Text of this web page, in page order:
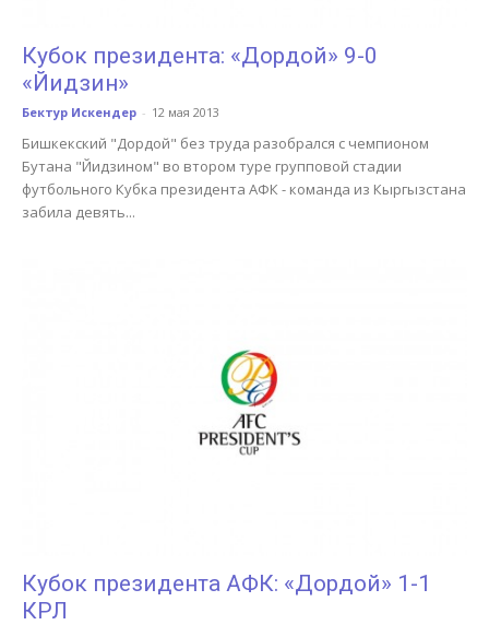
Кубок президента: «Дордой» 9-0
«Йидзин»
Бектур Искендер - 12 мая 2013
Бишкекский "Дордой" без труда разобрался с чемпионом
Бутана "Йидзином" во втором туре групповой стадии
футбольного Кубка президента АФК - команда из Кыргызстана
забила девять...
Кубок президента АФК: «Дордой» 1-1
КРЛ